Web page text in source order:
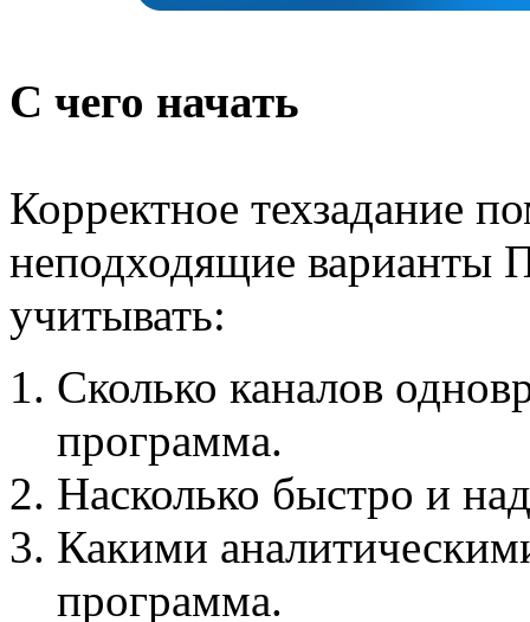
С чего начать
Корректное техзадание
неподходящие варианты
учитывать:
Сколько каналов
программа.
Насколько быстро и
Какими
программа.